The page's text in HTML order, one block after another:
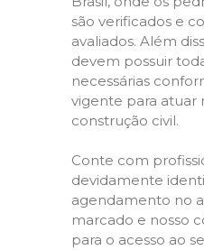
são verificados e
avaliados. Além
devem possuir
necessárias
vigente para atuar
construção civil.
Conte com
devidamente
agendamento no
marcado e nosso
para o acesso ao